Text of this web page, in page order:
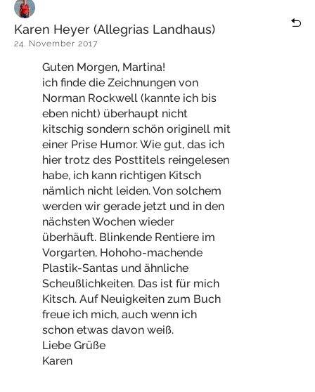
Karen Heyer (Allegrias Landhaus)
24. November 2017
Guten Morgen, Martina!
ich finde die Zeichnungen von
Norman Rockwell (kannte ich bis
eben nicht) überhaupt nicht
kitschig sondern schön originell mit
einer Prise Humor. Wie gut, das ich
hier trotz des Posttitels reingelesen
habe, ich kann richtigen Kitsch
nämlich nicht leiden. Von solchem
werden wir gerade jetzt und in den
nächsten Wochen wieder
überhäuft. Blinkende Rentiere im
Vorgarten, Hohoho-machende
Plastik-Santas und ähnliche
Scheußlichkeiten. Das ist für mich
Kitsch. Auf Neuigkeiten zum Buch
freue ich mich, auch wenn ich
schon etwas davon weiß.
Liebe Grüße
Karen